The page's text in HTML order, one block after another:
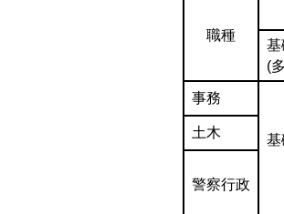
職種
基
(
事務
土木
警察行政